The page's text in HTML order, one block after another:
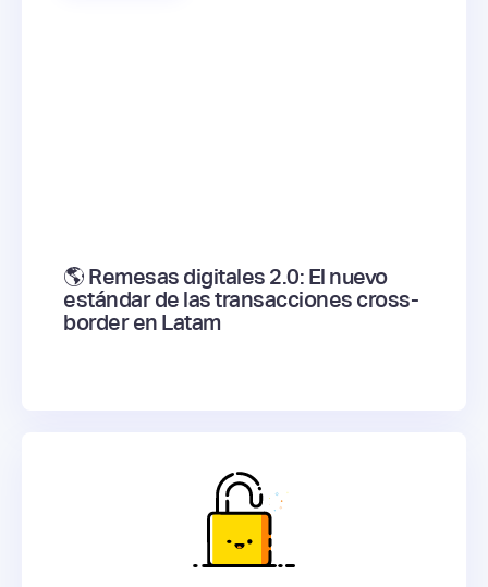
🌎 Remesas digitales 2.0: El nuevo
estándar de las transacciones cross-
border en Latam